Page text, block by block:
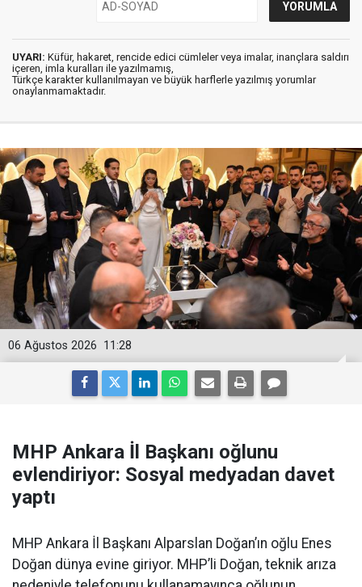
UYARI: Küfür, hakaret, rencide edici cümleler veya imalar, inançlara saldırı
içeren, imla kuralları ile yazılmamış,
Türkçe karakter kullanılmayan ve büyük harflerle yazılmış yorumlar
onaylanmamaktadır.
11:28
06 Ağustos 2026
MHP Ankara İl Başkanı oğlunu
evlendiriyor: Sosyal medyadan davet
yaptı
MHP Ankara İl Başkanı Alparslan Doğan’ın oğlu Enes
Doğan dünya evine giriyor. MHP’li Doğan, teknik arıza